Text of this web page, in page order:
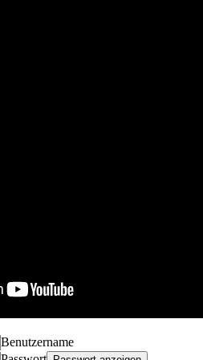
Benutzername